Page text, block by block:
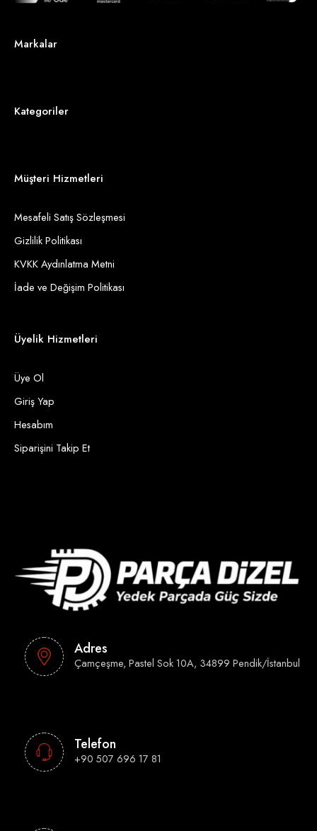
Markalar
Kategoriler
Müşteri Hizmetleri
Mesafeli Satış Sözleşmesi
Gizlilik Politikası
KVKK Aydınlatma Metni
İade ve Değişim Politikası
Üyelik Hizmetleri
Üye Ol
Giriş Yap
Hesabım
Siparişini Takip Et
Adres
Çamçeşme, Pastel Sok 10A, 34899 Pendik/İstanbul
Telefon
+90 507 696 17 81